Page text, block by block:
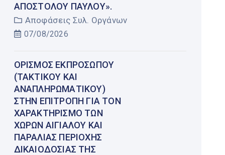
ΑΠΟΣΤΌΛΟΥ ΠΑΎΛΟΥ».
Αποφάσεις Συλ. Οργάνων
07/08/2026
ΟΡΙΣΜΌΣ ΕΚΠΡΟΣΏΠΟΥ
(ΤΑΚΤΙΚΟΎ ΚΑΙ
ΑΝΑΠΛΗΡΩΜΑΤΙΚΟΎ)
ΣΤΗΝ ΕΠΙΤΡΟΠΉ ΓΙΑ ΤΟΝ
ΧΑΡΑΚΤΗΡΙΣΜΌ ΤΩΝ
ΧΏΡΩΝ ΑΙΓΙΑΛΟΎ ΚΑΙ
ΠΑΡΑΛΊΑΣ ΠΕΡΙΟΧΉΣ
ΔΙΚΑΙΟΔΟΣΊΑΣ ΤΗΣ